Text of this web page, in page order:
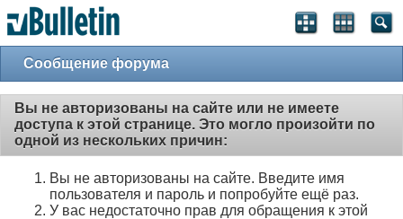
Сообщение форума
Вы не авторизованы на сайте или не имеете
доступа к этой странице. Это могло произойти по
одной из нескольких причин:
Вы не авторизованы на сайте. Введите имя
пользователя и пароль и попробуйте ещё раз.
У вас недостаточно прав для обращения к этой